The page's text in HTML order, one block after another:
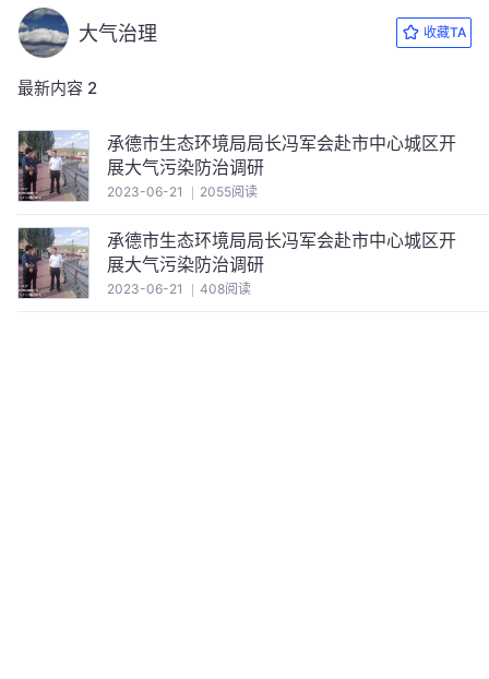
大气治理 收藏TA
最新内容 2
承德市生态环境局局长冯军会赴市中心城区开
展大气污染防治调研
2023-06-21 2055阅读
承德市生态环境局局长冯军会赴市中心城区开
展大气污染防治调研
2023-06-21 408阅读